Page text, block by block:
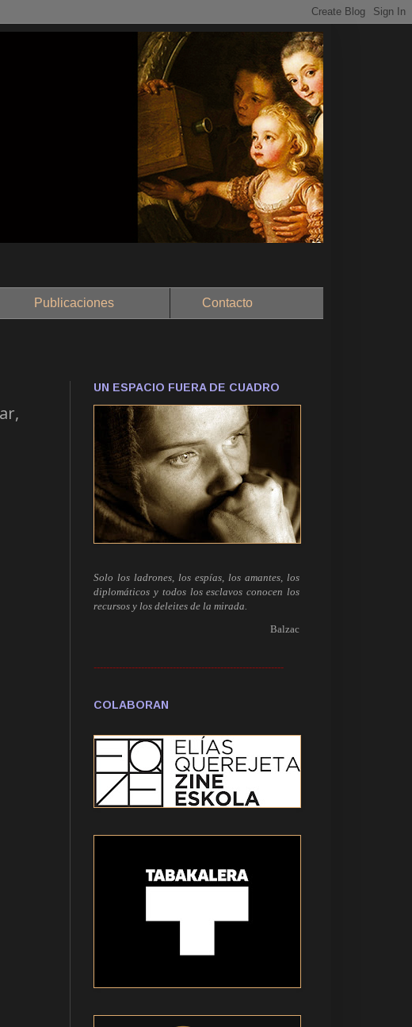
Publicaciones Contacto
UN ESPACIO FUERA DE CUADRO
Solo los ladrones, los espías, los amantes, los
diplomáticos y todos los esclavos conocen los
recursos y los deleites de la mirada.
Balzac
------------------------------------------------------------
COLABORAN